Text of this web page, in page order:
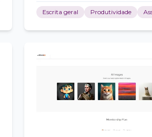
Escrita geral Produtividade